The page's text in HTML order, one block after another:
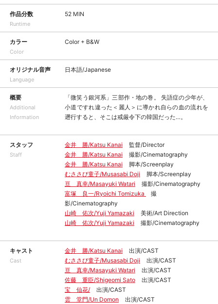
作品分数
Runtime
52 MIN
カラー
Color
Color + B&W
オリジナル音声
Language
日本語/Japanese
概要
Additional
Information
「微笑う銀河系」三部作・地の巻。 失語症の少年が、
小道ですれ違った＜麗人＞に導かれ自らの血の流れを
遡行すると、そこは戒厳令下の韓国だった…。
スタッフ
Staff
金井 勝/Katsu Kanai
監督/Director
金井 勝/Katsu Kanai
撮影/Cinematography
金井 勝/Katsu Kanai
脚本/Screenplay
むささび童子/Musasabi Doji
脚本/Screenplay
亘 真幸/Masayuki Watari
撮影/Cinematography
富塚 良一/Ryoichi Tomizuka
撮
影/Cinematography
山崎 佑次/Yuji Yamazaki
美術/Art Direction
山崎 佑次/Yuji Yamazaki
撮影/Cinematography
キャスト
Cast
金井 勝/Katsu Kanai
出演/CAST
むささび童子/Musasabi Doji
出演/CAST
亘 真幸/Masayuki Watari
出演/CAST
佐藤 重臣/Shigeomi Sato
出演/CAST
宝 仙花/
出演/CAST
雲 堂門/Un Domon
出演/CAST